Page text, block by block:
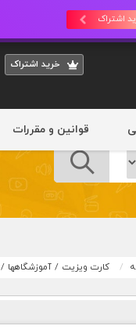
اشتراک
خريد اشتراک
قوانین و مقررات
کارت ویزیت / آموزشگاهها /